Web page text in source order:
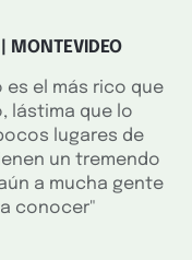
es el más rico que
lástima que lo
lugares de
un tremendo
a mucha gente
conocer"